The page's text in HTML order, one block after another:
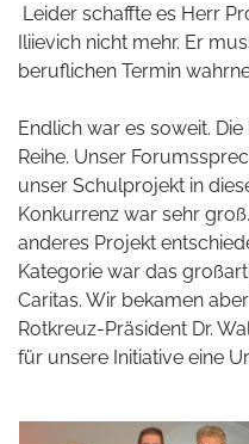
Leider schaffte es Herr
Iliievich nicht mehr. Er
beruflichen Termin
Endlich war es soweit. Die
Reihe. Unser
unser Schulprojekt in
Konkurrenz war sehr
anderes Projekt
Kategorie war das
Caritas. Wir bekamen
Rotkreuz-Präsident Dr.
für unsere Initiative eine